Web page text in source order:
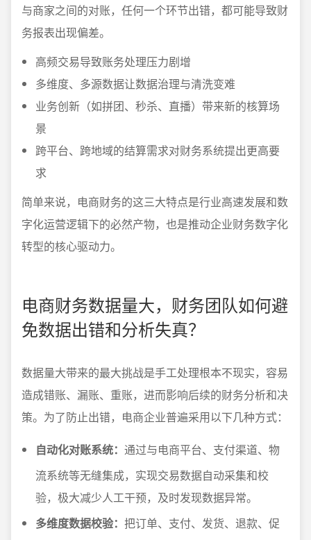
与商家之间的对账，任何一个环节出错，都可能导致财
务报表出现偏差。
高频交易导致账务处理压力剧增
多维度、多源数据让数据治理与清洗变难
业务创新（如拼团、秒杀、直播）带来新的核算场
景
跨平台、跨地域的结算需求对财务系统提出更高要
求
简单来说，电商财务的这三大特点是行业高速发展和数
字化运营逻辑下的必然产物，也是推动企业财务数字化
转型的核心驱动力。
电商财务数据量大，财务团队如何避
免数据出错和分析失真？
数据量大带来的最大挑战是手工处理根本不现实，容易
造成错账、漏账、重账，进而影响后续的财务分析和决
策。为了防止出错，电商企业普遍采用以下几种方式：
自动化对账系统： 通过与电商平台、支付渠道、物
流系统等无缝集成，实现交易数据自动采集和校
验，极大减少人工干预，及时发现数据异常。
多维度数据校验： 把订单、支付、发货、退款、促